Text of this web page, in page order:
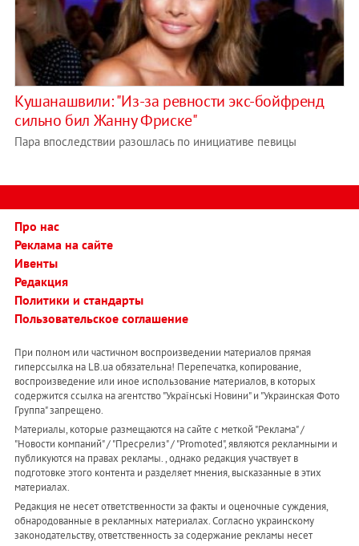
Кушанашвили: "Из-за ревности экс-бойфренд
сильно бил Жанну Фриске"
Пара впоследствии разошлась по инициативе певицы
Про нас
Реклама на сайте
Ивенты
Редакция
Политики и стандарты
Пользовательское соглашение
При полном или частичном воспроизведении материалов прямая
гиперссылка на LB.ua обязательна! Перепечатка, копирование,
воспроизведение или иное использование материалов, в которых
содержится ссылка на агентство "Українськi Новини" и "Украинская Фото
Группа" запрещено.
Материалы, которые размещаются на сайте с меткой "Реклама" /
"Новости компаний" / "Пресрелиз" / "Promoted", являются рекламными и
публикуются на правах рекламы. , однако редакция участвует в
подготовке этого контента и разделяет мнения, высказанные в этих
материалах.
Редакция не несет ответственности за факты и оценочные суждения,
обнародованные в рекламных материалах. Согласно украинскому
законодательству, ответственность за содержание рекламы несет